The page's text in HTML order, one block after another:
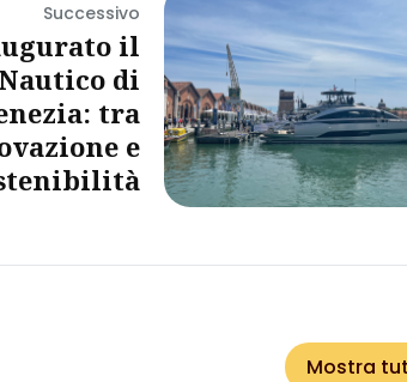
Successivo
il
di
tra
e
Mostra